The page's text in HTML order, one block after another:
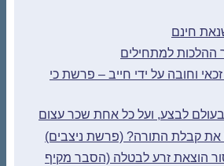
למתחילים
על ידי חייב – פרשת כי
התורה? (פרשת ניצבים)
זרע לבטלה (הסבר מקיף